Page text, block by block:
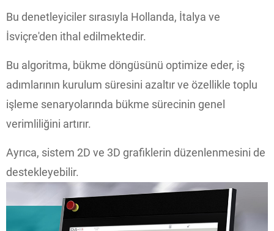
Bu denetleyiciler sırasıyla Hollanda, İtalya ve
İsviçre'den ithal edilmektedir.
Bu algoritma, bükme döngüsünü optimize eder, iş
adımlarının kurulum süresini azaltır ve özellikle toplu
işleme senaryolarında bükme sürecinin genel
verimliliğini artırır.
Ayrıca, sistem 2D ve 3D grafiklerin düzenlenmesini de
destekleyebilir.